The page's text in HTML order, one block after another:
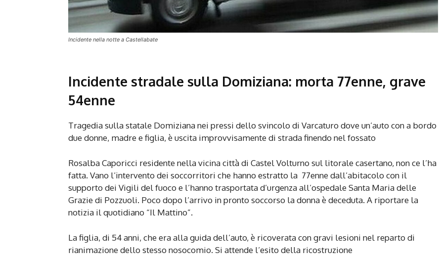
Incidente nella notte a Castellabate
Incidente stradale sulla Domiziana: morta 77enne, grave
54enne
Tragedia sulla statale Domiziana nei pressi dello svincolo di Varcaturo dove un’auto con a bordo
due donne, madre e figlia, è uscita improvvisamente di strada finendo nel fossato
Rosalba Caporicci residente nella vicina città di Castel Volturno sul litorale casertano, non ce l’ha
fatta. Vano l’intervento dei soccorritori che hanno estratto la 77enne dall’abitacolo con il
supporto dei Vigili del fuoco e l’hanno trasportata d’urgenza all’ospedale Santa Maria delle
Grazie di Pozzuoli. Poco dopo l’arrivo in pronto soccorso la donna è deceduta. A riportare la
notizia il quotidiano “Il Mattino”.
La figlia, di 54 anni, che era alla guida dell’auto, è ricoverata con gravi lesioni nel reparto di
rianimazione dello stesso nosocomio. Si attende l’esito della ricostruzione